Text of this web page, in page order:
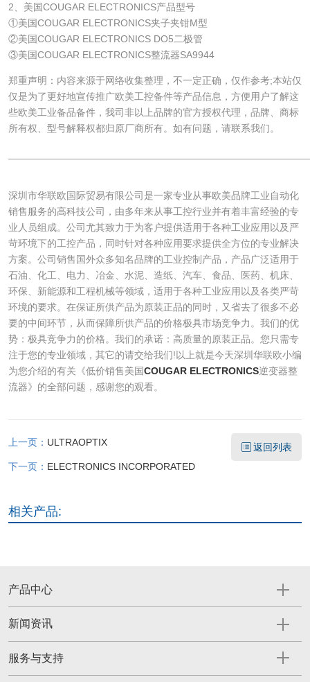
2、美国COUGAR ELECTRONICS产品型号
①美国COUGAR ELECTRONICS夹子夹钳M型
②美国COUGAR ELECTRONICS DO5二极管
③美国COUGAR ELECTRONICS整流器SA9944
郑重声明：内容来源于网络收集整理，不一定正确，仅作参考;本站仅
仅是为了更好地宣传推广欧美工控备件等产品信息，方便用户了解这
些欧美工业备品备件，我司非以上品牌的官方授权代理，品牌、商标
所有权、型号解释权都归原厂商所有。如有问题，请联系我们。
深圳市华联欧国际贸易有限公司是一家专业从事欧美品牌工业自动化
销售服务的高科技公司，由多年来从事工控行业并有着丰富经验的专
业人员组成。公司尤其致力于为客户提供适用于各种工业应用以及严
苛环境下的工控产品，同时针对各种应用要求提供全方位的专业解决
方案。公司销售国外众多知名品牌的工业控制产品，产品广泛适用于
石油、化工、电力、冶金、水泥、造纸、汽车、食品、医药、机床、
环保、新能源和工程机械等领域，适用于各种工业应用以及各类严苛
环境的要求。在保证所供产品为原装正品的同时，又省去了很多不必
要的中间环节，从而保障所供产品的价格极具市场竞争力。我们的优
势：极具竞争力的价格。我们的承诺：高质量的原装正品。您只需专
注于您的专业领域，其它的请交给我们!以上就是今天深圳华联欧小编
为您介绍的有关《低价销售美国COUGAR ELECTRONICS逆变器整
流器》的全部问题，感谢您的观看。
上一页： ULTRAOPTIX
下一页： ELECTRONICS INCORPORATED
返回列表
相关产品:
产品中心
新闻资讯
服务与支持